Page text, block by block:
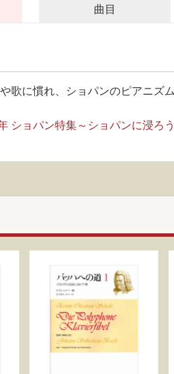
曲目
歌に慣れ、ショパンのピアニズ
ショパン特集～ショパンに浸ろ